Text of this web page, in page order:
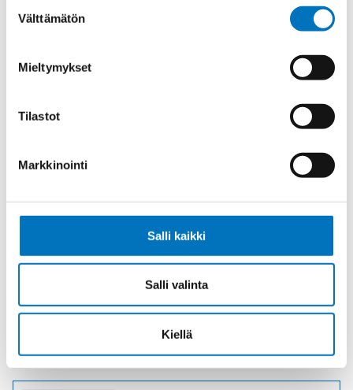
valinta
Välttämätön
Mieltymykset
Tilastot
Markkinointi
Salli kaikki
Salli valinta
Kiellä
Kumikaapeli H07RN-F PREMIUM
Kumikaapeli H07RN-F PREMIUM
Kumikaapeli H07RN-F PREMIUM
4G2,5